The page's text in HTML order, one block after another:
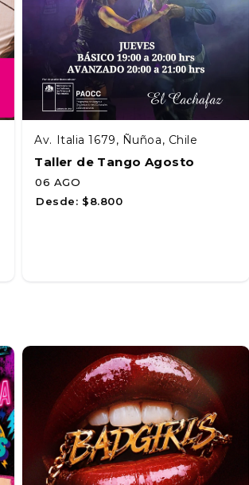
Av. Italia 1679, Ñuñoa, Chile
Taller de Tango Agosto
06 AGO
Desde: $8.800